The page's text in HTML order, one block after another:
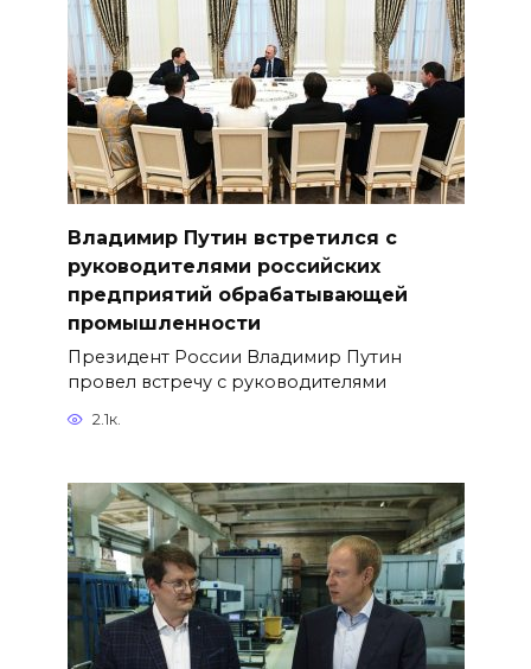
Владимир Путин встретился с
руководителями российских
предприятий обрабатывающей
промышленности
Президент России Владимир Путин
провел встречу с руководителями
2.1к.